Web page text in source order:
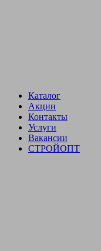
Каталог
Акции
Контакты
Услуги
Вакансии
СТРОЙОПТ